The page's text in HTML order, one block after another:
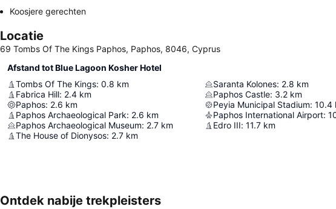
Koosjere gerechten
Locatie
69 Tombs Of The Kings Paphos, Paphos, 8046, Cyprus
Afstand tot Blue Lagoon Kosher Hotel
Tombs Of The Kings: 0.8 km
Fabrica Hill: 2.4 km
Paphos: 2.6 km
Paphos Archaeological Park: 2.6 km
Paphos Archaeological Museum: 2.7 km
The House of Dionysos: 2.7 km
Saranta Kolones: 2.8 km
Paphos Castle: 3.2 km
Peyia Municipal Stadium: 10.4
Paphos International Airport:
Edro III: 11.7 km
Ontdek nabije trekpleisters